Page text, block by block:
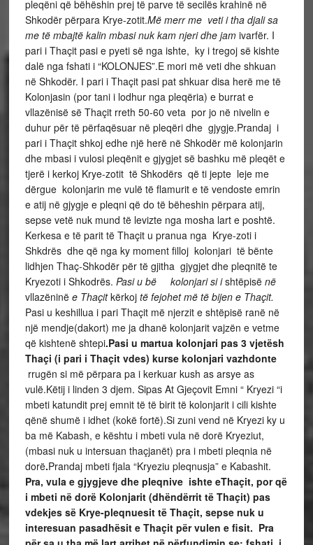
pleqëni që bëhëshin prej të parve të secilës krahinë në
Shkodër përpara Krye-zotit.Më merr me veti i tha djali sa
me të mbajtë kalin mbasi nuk kam njeri dhe jam ivarfër. I
pari i Thaçit pasi e pyeti së nga ishte, ky i tregoj së kishte
dalë nga fshati i “KOLONJES”.E mori më veti dhe shkuan
në Shkodër. I pari i Thaçit pasi pat shkuar disa herë me të
Kolonjasin (por tani i lodhur nga pleqëria) e burrat e
vllazënisë së Thaçit rreth 50-60 veta por jo në nivelin e
duhur për të përfaqësuar në pleqëri dhe gjygje.Prandaj i
pari i Thaçit shkoj edhe një herë në Shkodër më kolonjarin
dhe mbasi i vulosi pleqënit e gjygjet së bashku më pleqët e
tjerë i kerkoj Krye-zotit të Shkodërs që ti jepte leje me
dërgue kolonjarin me vulë të flamurit e të vendoste emrin
e atij në gjygje e pleqni që do të bëheshin përpara atij,
sepse vetë nuk mund të levizte nga mosha lart e poshtë.
Kerkesa e të parit të Thaçit u pranua nga Krye-zoti i
Shkdrës dhe që nga ky moment filloj kolonjari të bënte
lidhjen Thaç-Shkodër për të gjitha gjygjet dhe pleqnitë te
Kryezoti i Shkodrës. Pasi u bë kolonjari si ishtëpisënë
vllazëninëe Thaçitkërkojtë fejohet më të bijen e Thaçit.
Pasi u keshillua i pari Thaçit më njerzit e shtëpisë ranë në
një mendje(dakort) me ja dhanë kolonjarit vajzën e vetme
që kishtenë shtepi.Pasi u martua kolonjari pas 3 vjetësh
Thaçi (i pari i Thaçit vdes) kurse kolonjari vazhdonte
rrugën si më përpara pa i kerkuar kush as arsye as
vulë.Këtij i linden 3 djem. Sipas At Gjeçovit Emni “ Kryezi “i
mbeti katundit prej emnit të të birit të kolonjarit i cili kishte
qënë shumë i idhet (kokë fortë).Si zuni vend në Kryezi ky u
ba më Kabash, e kështu i mbeti vula në dorë Kryeziut,
(mbasi nuk u intersuan thaçjanët) pra i mbeti pleqnia në
dorë.Prandaj mbeti fjala “Kryeziu pleqnusja” e Kabashit.
Pra, vula e gjygjeve dhe pleqnive ishte eThaçit, por që
i mbeti në dorë Kolonjarit (dhëndërrit të Thaçit) pas
vdekjes së Krye-pleqnuesit të Thaçit, sepse nuk u
interesuan pasadhësit e Thaçit për vulen e fisit. Pra